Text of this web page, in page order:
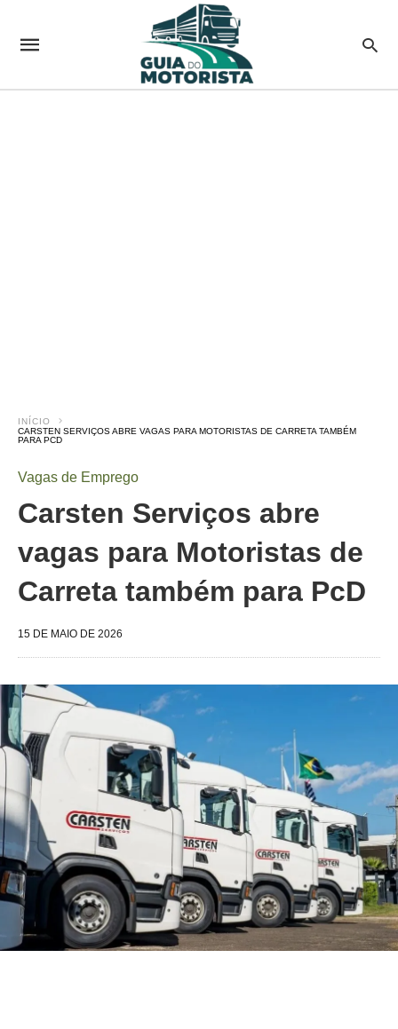
INÍCIO
CARSTEN SERVIÇOS ABRE VAGAS PARA MOTORISTAS DE CARRETA TAMBÉM
PARA PCD
Vagas de Emprego
Carsten Serviços abre
vagas para Motoristas de
Carreta também para PcD
15 DE MAIO DE 2026